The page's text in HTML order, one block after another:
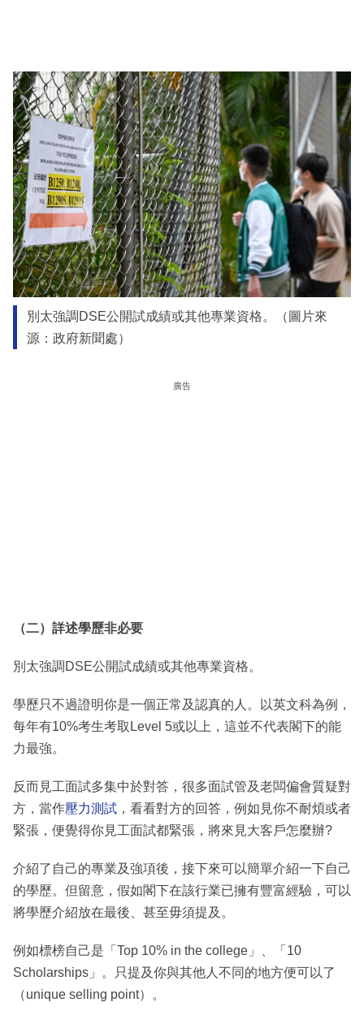
別太強調DSE公開試成績或其他專業資格。（圖片來
源：政府新聞處）
廣告
（二）詳述學歷非必要
別太強調DSE公開試成績或其他專業資格。
學歷只不過證明你是一個正常及認真的人。以英文科為例，
每年有10%考生考取Level 5或以上，這並不代表閣下的能
力最強。
反而見工面試多集中於對答，很多面試管及老闆偏會質疑對
方，當作壓力測試 ，看看對方的回答，例如見你不耐煩或者
緊張，便覺得你見工面試都緊張，將來見大客戶怎麼辦?
介紹了自己的專業及強項後，接下來可以簡單介紹一下自己
的學歷。但留意，假如閣下在該行業已擁有豐富經驗，可以
將學歷介紹放在最後、甚至毋須提及。
例如標榜自己是「Top 10% in the college」、「10
Scholarships」。只提及你與其他人不同的地方便可以了
（unique selling point）。